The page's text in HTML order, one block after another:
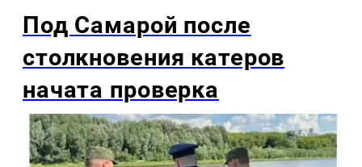
Под Самарой после
столкновения катеров
начата проверка